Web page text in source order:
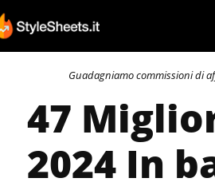
Guadagniamo commissioni di
47
2024 In